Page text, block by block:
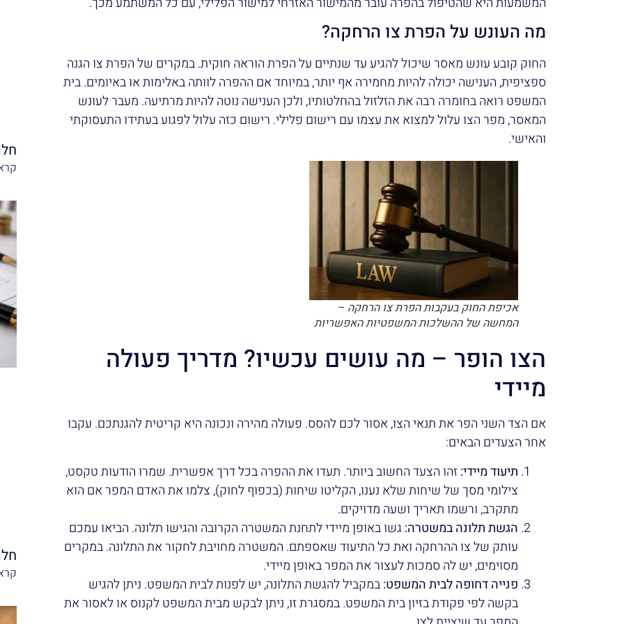
מה העונש על הפרת צו הרחקה?
החוק קובע עונש מאסר שיכול להגיע עד שנתיים על הפרת הוראה חוקית. במקרים של הפרת צו הגנה
ספציפית, הענישה יכולה להיות מחמירה אף יותר, במיוחד אם ההפרה לוותה באלימות או באיומים. בית
המשפט רואה בחומרה רבה את הזלזול בהחלטותיו, ולכן הענישה נוטה להיות מרתיעה. מעבר לעונש
המאסר, מפר הצו עלול למצוא את עצמו עם רישום פלילי. רישום כזה עלול לפגוע בעתידו התעסוקתי
והאישי.
אכיפת החוק בעקבות הפרת צו הרחקה –
המחשה של ההשלכות המשפטיות האפשריות
הצו הופר – מה עושים עכשיו? מדריך פעולה
מיידי
אם הצד השני הפר את תנאי הצו, אסור לכם להסס. פעולה מהירה ונכונה היא קריטית להגנתכם. עקבו
אחר הצעדים הבאים:
תיעוד מיידי:זהו הצעד החשוב ביותר. תעדו את ההפרה בכל דרך אפשרית. שמרו הודעות טקסט,
צילומי מסך של שיחות שלא נענו, הקליטו שיחות (בכפוף לחוק), צלמו את האדם המפר אם הוא
מתקרב, ורשמו תאריך ושעה מדויקים.
הגשת תלונה במשטרה: גשו באופן מיידי לתחנת המשטרה הקרובה והגישו תלונה. הביאו עמכם
עותק של צו ההרחקה ואת כל התיעוד שאספתם. המשטרה מחויבת לחקור את התלונה. במקרים
מסוימים, יש לה סמכות לעצור את המפר באופן מיידי.
פנייה דחופה לבית המשפט:במקביל להגשת התלונה, יש לפנות לבית המשפט. ניתן להגיש
בקשה לפי פקודת בזיון בית המשפט. במסגרת זו, ניתן לבקש מבית המשפט לקנוס או לאסור את